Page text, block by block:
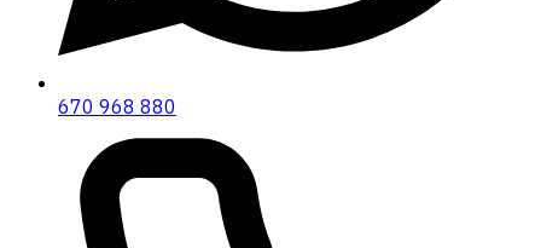
670 968 880